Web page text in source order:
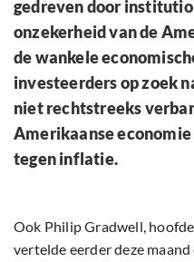
gedreven door
onzekerheid van de
de wankele
investeerders op zoek
niet rechtstreeks
Amerikaanse
tegen inflatie.
Ook Philip Gradwell,
vertelde eerder deze